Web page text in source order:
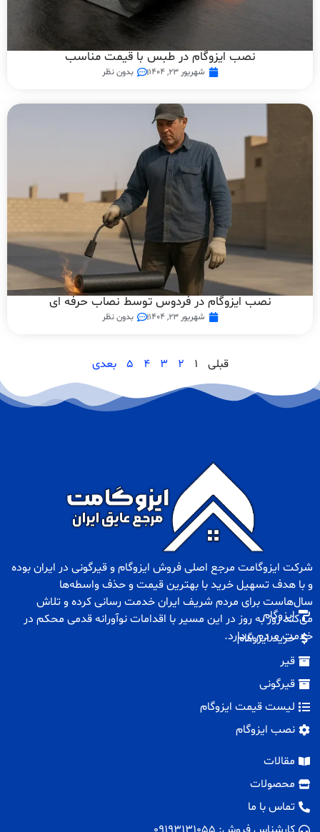
نصب ایزوگام در طبس با قیمت مناسب
شهریور ۲۳, ۱۴۰۴ بدون نظر
نصب ایزوگام در فردوس توسط نصاب حرفه ای
شهریور ۲۳, ۱۴۰۴ بدون نظر
قبلی 1
2
3
4
5 بعدی
شرکت ایزوگامت مرجع اصلی فروش ایزوگام وقیرگونی در ایران بوده
و با هدف تسهیل خرید با بهترین قیمت و حذف واسطه‌ها
سال‌هاست برای مردم شریف ایران خدمت رسانی کرده و تلاش
می‌کند روز به روز در این مسیر با اقدامات نوآورانه قدمی محکم در
خدمت مردم بردارد.
ایزوگام
خرید ایزوگام
قیر
قیرگونی
لیست قیمت ایزوگام
نصب ایزوگام
مقالات
محصولات
تماس با ما